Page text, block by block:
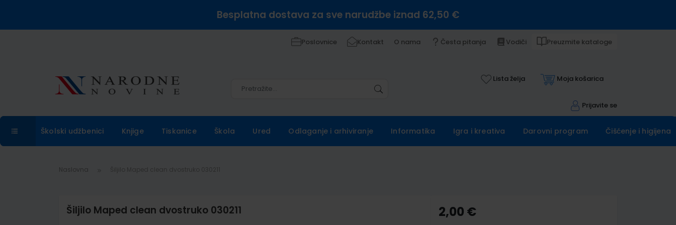
Besplatna dostava za sve narudžbe iznad 62,50 €
Poslovnice Kontakt O nama Česta pitanja Vodiči Preuzmite kataloge
Lista želja Moja košarica
Prijavite se
Školski udžbenici Knjige Tiskanice Škola Ured Odlaganje i arhiviranje Informatika Igra i kreativa Darovni program Čišćenje i higijena
Naslovna
Šiljilo Maped clean dvostruko 030211 2,00 €